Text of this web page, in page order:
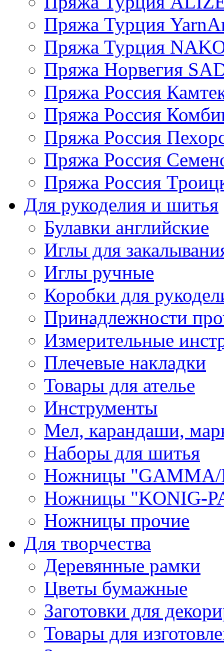
Пряжа Турция
Пряжа Турция
Пряжа Норвегия
Пряжа Россия
Пряжа Россия
Пряжа Россия
Пряжа Россия
Пряжа Россия
Для рукоделия и шитья
Булавки английские
Иглы для
Иглы ручные
Коробки для
Принадлежности
Измерительные
Плечевые накладки
Товары для ателье
Инструменты
Мел, карандаши,
Наборы для шитья
Ножницы "GAMMA/
Ножницы "KONIG-
Ножницы прочие
Для творчества
Деревянные рамки
Цветы бумажные
Заготовки для
Товары для